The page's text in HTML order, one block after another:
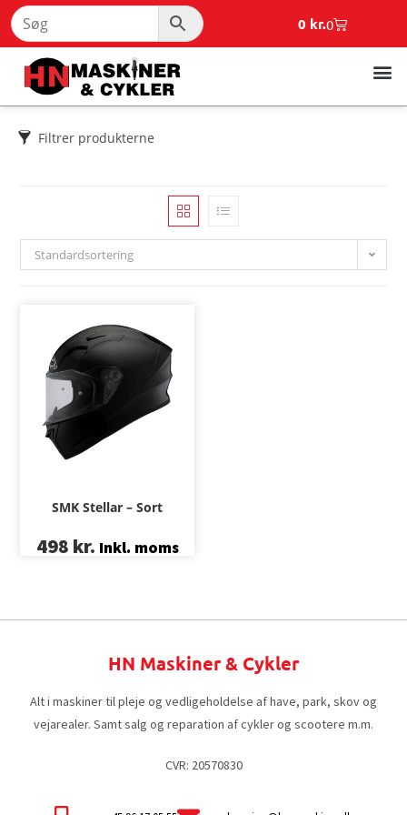
0 kr.0
Filtrer produkterne
Standardsortering
SMK Stellar – Sort
498 kr. Inkl. moms
HN Maskiner & Cykler
Alt i maskiner til pleje og vedligeholdelse af have, park, skov og
vejarealer. Samt salg og reparation af cykler og scootere m.m.
CVR: 20570830